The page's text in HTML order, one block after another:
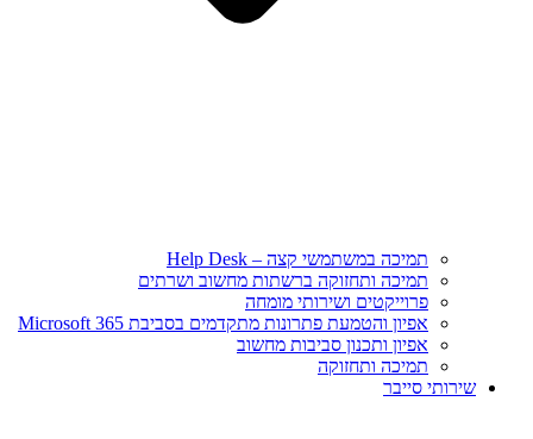
תמיכה במשתמשי קצה – Help Desk
תמיכה ותחזוקה ברשתות מחשוב ושרתים
פרוייקטים ושירותי מומחה
אפיון והטמעת פתרונות מתקדמים בסביבת Microsoft 365
אפיון ותכנון סביבות מחשוב
תמיכה ותחזוקה
שירותי סייבר